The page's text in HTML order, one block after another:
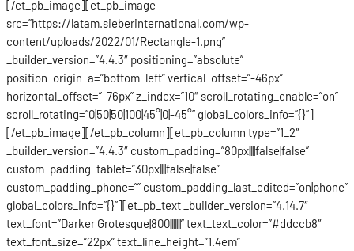
[/et_pb_image][et_pb_image
src=”https://latam.sieberinternational.com/wp-
content/uploads/2022/01/Rectangle-1.png”
_builder_version=”4.4.3″ positioning=”absolute”
position_origin_a=”bottom_left” vertical_offset=”-46px”
horizontal_offset=”-76px” z_index=”10″ scroll_rotating_enable=”on”
scroll_rotating=”0|50|50|100|45°|0|-45°” global_colors_info=”{}”]
[/et_pb_image][/et_pb_column][et_pb_column type=”1_2″
_builder_version=”4.4.3″ custom_padding=”80px||||false|false”
custom_padding_tablet=”30px||||false|false”
custom_padding_phone=”” custom_padding_last_edited=”on|phone”
global_colors_info=”{}”][et_pb_text _builder_version=”4.14.7″
text_font=”Darker Grotesque|800|||||||” text_text_color=”#ddccb8″
text_font_size=”22px” text_line_height=”1.4em”